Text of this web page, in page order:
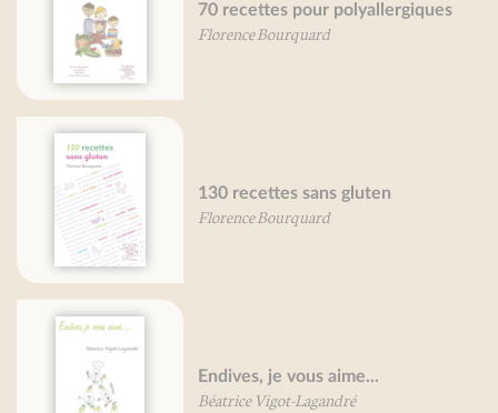
70 recettes pour polyallergiques
Florence Bourquard
130 recettes sans gluten
Florence Bourquard
Endives, je vous aime...
Béatrice Vigot-Lagandré